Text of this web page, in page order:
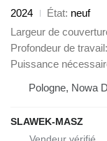
2024
État neuf
Largeur de
Profondeur de travail
Puissance
Pologne, Nowa
SLAWEK-MASZ